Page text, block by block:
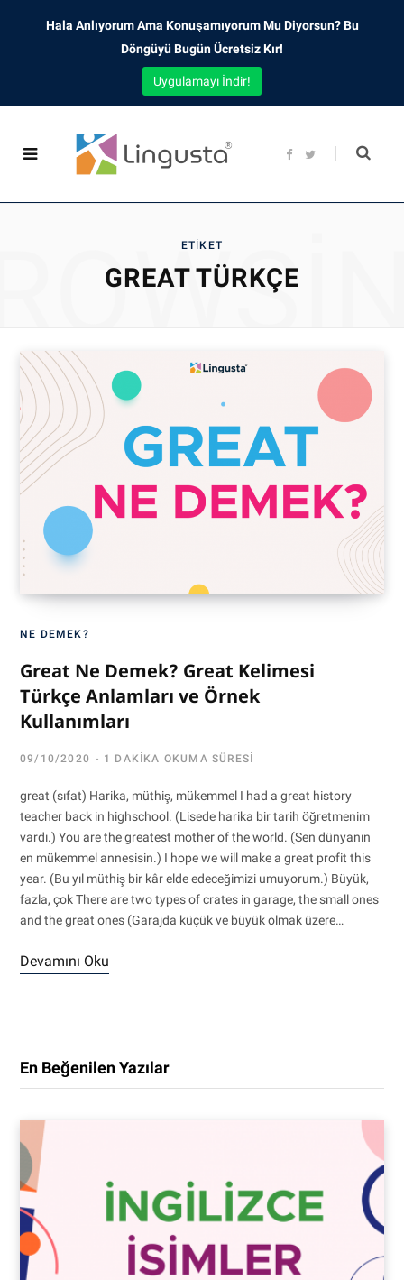
F
b
t
ETIKET
GREAT TÜRKÇE
NE DEMEK?
Great Ne Demek? Great Kelimesi
Türkçe Anlamları ve Örnek
Kullanımları
09/10/2020 1 DAKIKA OKUMA SÜRESI
great (sıfat) Harika, müthiş, mükemmel I had a great history
teacher back in highschool. (Lisede harika bir tarih öğretmenim
vardı.) You are the greatest mother of the world. (Sen dünyanın
en mükemmel annesisin.) I hope we will make a great profit this
year. (Bu yıl müthiş bir kâr elde edeceğimizi umuyorum.) Büyük,
fazla, çok There are two types of crates in garage, the small ones
and the great ones (Garajda küçük ve büyük olmak üzere…
Devamını Oku
En Beğenilen Yazılar
Hala Anlıyorum Ama Konuşamıyorum Mu Diyorsun? Bu
Döngüyü Bugün Ücretsiz Kır!
Uygulamayı İndir!